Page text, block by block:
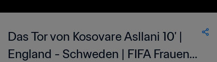
Das Tor von Kosovare Asllani 10' |
England - Schweden | FIFA Frauen-